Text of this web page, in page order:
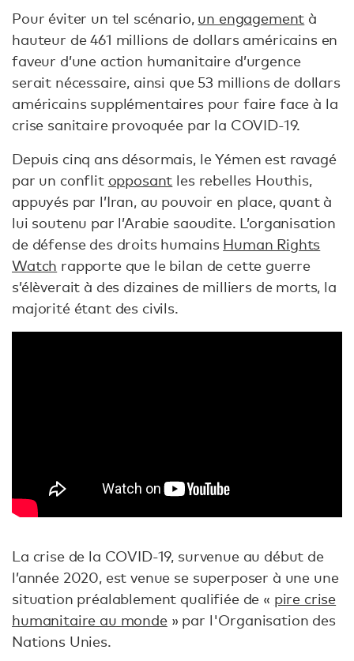
Pour éviter un tel scénario, un engagement à
hauteur de 461 millions de dollars américains en
faveur d’une action humanitaire d’urgence
serait nécessaire, ainsi que 53 millions de dollars
américains supplémentaires pour faire face à la
crise sanitaire provoquée par la COVID-19.
Depuis cinq ans désormais, le Yémen est ravagé
par un conflit opposant les rebelles Houthis,
appuyés par l’Iran, au pouvoir en place, quant à
lui soutenu par l’Arabie saoudite. L’organisation
de défense des droits humains Human Rights
Watch rapporte que le bilan de cette guerre
s’élèverait à des dizaines de milliers de morts, la
majorité étant des civils.
La crise de la COVID-19, survenue au début de
l’année 2020, est venue se superposer à une une
situation préalablement qualifiée de « pire crise
humanitaire au monde» par l'Organisation des
Nations Unies.